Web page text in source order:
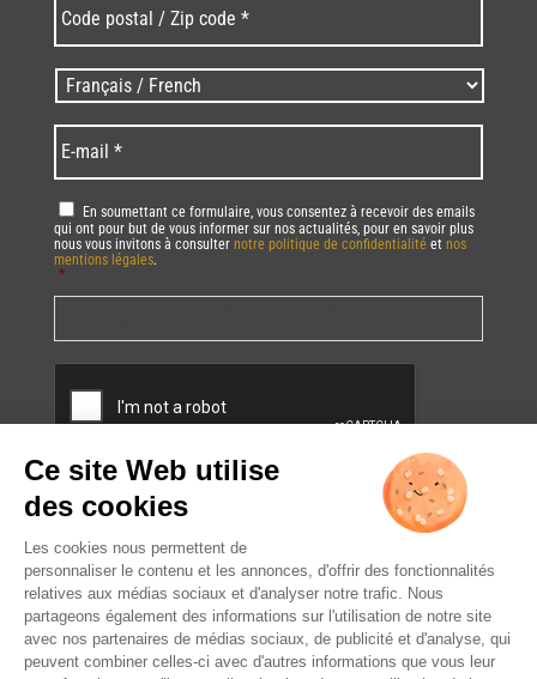
postal
/
Zip
code
* *
Langues
/
Language *
mail *
RGPD *
En soumettant ce formulaire, vous consentez à recevoir des emails
qui ont pour but de vous informer sur nos actualités, pour en savoir plus
nous vous invitons à consulter notre politique de confidentialité et nos
mentions légales.
*